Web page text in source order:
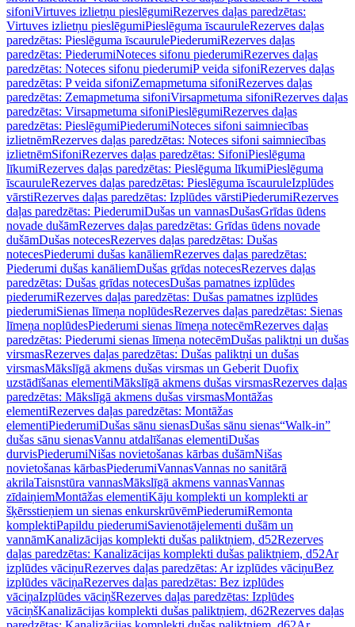
sifoniVirtuves izlietņu pieslēgumiRezerves daļas paredzētas:
Virtuves izlietņu pieslēgumiPieslēguma īscauruleRezerves daļas
paredzētas: Pieslēguma īscaurulePiederumiRezerves daļas
paredzētas: PiederumiNoteces sifonu piederumiRezerves daļas
paredzētas: Noteces sifonu piederumiP veida sifoniRezerves daļas
paredzētas: P veida sifoniZemapmetuma sifoniRezerves daļas
paredzētas: Zemapmetuma sifoniVirsapmetuma sifoniRezerves daļas
paredzētas: Virsapmetuma sifoniPieslēgumiRezerves daļas
paredzētas: PieslēgumiPiederumiNoteces sifoni saimniecības
izlietnēmRezerves daļas paredzētas: Noteces sifoni saimniecības
izlietnēmSifoniRezerves daļas paredzētas: SifoniPieslēguma
līkumiRezerves daļas paredzētas: Pieslēguma līkumiPieslēguma
īscauruleRezerves daļas paredzētas: Pieslēguma īscauruleIzplūdes
vārstiRezerves daļas paredzētas: Izplūdes vārstiPiederumiRezerves
daļas paredzētas: PiederumiDušas un vannasDušasGrīdas ūdens
novade dušāmRezerves daļas paredzētas: Grīdas ūdens novade
dušāmDušas notecesRezerves daļas paredzētas: Dušas
notecesPiederumi dušas kanāliemRezerves daļas paredzētas:
Piederumi dušas kanāliemDušas grīdas notecesRezerves daļas
paredzētas: Dušas grīdas notecesDušas pamatnes izplūdes
piederumiRezerves daļas paredzētas: Dušas pamatnes izplūdes
piederumiSienas līmeņa noplūdesRezerves daļas paredzētas: Sienas
līmeņa noplūdesPiederumi sienas līmeņa notecēmRezerves daļas
paredzētas: Piederumi sienas līmeņa notecēmDušas paliktņi un dušas
virsmasRezerves daļas paredzētas: Dušas paliktņi un dušas
virsmasMākslīgā akmens dušas virsmas un Geberit Duofix
uzstādīšanas elementiMākslīgā akmens dušas virsmasRezerves daļas
paredzētas: Mākslīgā akmens dušas virsmasMontāžas
elementiRezerves daļas paredzētas: Montāžas
elementiPiederumiDušas sānu sienasDušas sānu sienas“Walk-in”
dušas sānu sienasVannu atdalīšanas elementiDušas
durvisPiederumiNišas novietošanas kārbas dušāmNišas
novietošanas kārbasPiederumiVannasVannas no sanitārā
akrilaTaisnstūra vannasMākslīgā akmens vannasVannas
zīdaiņiemMontāžas elementiKāju komplekti un komplekti ar
šķērsstieņiem un sienas enkurskrūvēmPiederumiRemonta
komplektiPapildu piederumiSavienotājelementi dušām un
vannāmKanalizācijas komplekti dušas paliktņiem, d52Rezerves
daļas paredzētas: Kanalizācijas komplekti dušas paliktņiem, d52Ar
izplūdes vāciņuRezerves daļas paredzētas: Ar izplūdes vāciņuBez
izplūdes vāciņaRezerves daļas paredzētas: Bez izplūdes
vāciņaIzplūdes vāciņšRezerves daļas paredzētas: Izplūdes
vāciņšKanalizācijas komplekti dušas paliktņiem, d62Rezerves daļas